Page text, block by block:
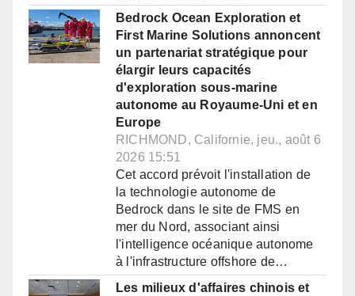
Bedrock Ocean Exploration et
First Marine Solutions annoncent
un partenariat stratégique pour
élargir leurs capacités
d'exploration sous-marine
autonome au Royaume-Uni et en
Europe
RICHMOND, Californie, jeu., août 6
2026 15:51
Cet accord prévoit l'installation de
la technologie autonome de
Bedrock dans le site de FMS en
mer du Nord, associant ainsi
l'intelligence océanique autonome
à l'infrastructure offshore de…
Les milieux d'affaires chinois et